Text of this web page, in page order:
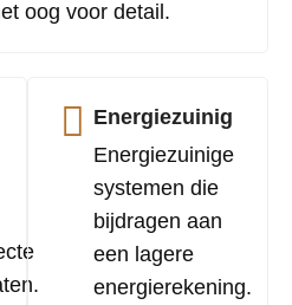
oog voor detail.
Energiezuinig
Energiezuinige
systemen die
bijdragen aan
een lagere
energierekening.